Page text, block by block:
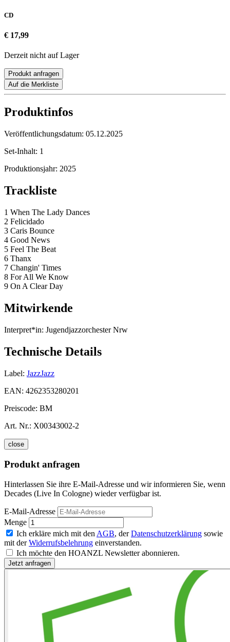
CD
€ 17,99
Derzeit nicht auf Lager
Produkt anfragen
Auf die Merkliste
Produktinfos
Veröffentlichungsdatum: 05.12.2025
Set-Inhalt: 1
Produktionsjahr: 2025
Trackliste
1 When The Lady Dances
2 Felicidado
3 Caris Bounce
4 Good News
5 Feel The Beat
6 Thanx
7 Changin' Times
8 For All We Know
9 On A Clear Day
Mitwirkende
Interpret*in: Jugendjazzorchester Nrw
Technische Details
Label: JazzJazz
EAN: 4262353280201
Preiscode: BM
Art. Nr.: X00343002-2
close
Produkt anfragen
Hinterlassen Sie ihre E-Mail-Adresse und wir informieren Sie, wenn
Decades (Live In Cologne) wieder verfügbar ist.
E-Mail-Adresse
Menge
Ich erkläre mich mit den AGB, derDatenschutzerklärung sowie
mit derWiderrufsbelehrung einverstanden.
Ich möchte den HOANZL Newsletter abonnieren.